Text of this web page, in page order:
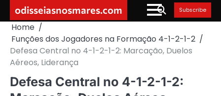
content
odisseiasnosmares.com Subscribe
Home
Funções dos Jogadores na Formação 4-1-2-1-2
Defesa Central no 4-1-2-1-2: Marcação, Duelos
Aéreos, Liderança
Defesa Central no 4-1-2-1-2: